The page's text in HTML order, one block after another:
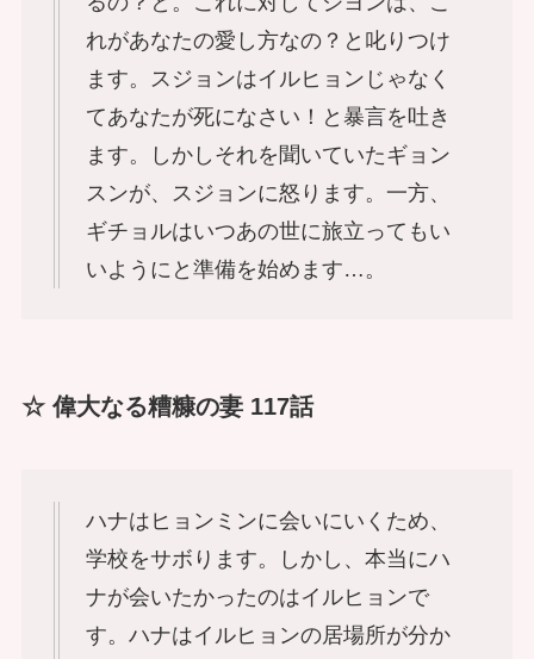
れがあなたの愛し方なの？と叱りつけ
ます。スジョンはイルヒョンじゃなく
てあなたが死になさい！と暴言を吐き
ます。しかしそれを聞いていたギョン
スンが、スジョンに怒ります。一方、
ギチョルはいつあの世に旅立ってもい
いようにと準備を始めます…。
☆ 偉大なる糟糠の妻 117話
ハナはヒョンミンに会いにいくため、
学校をサボります。しかし、本当にハ
ナが会いたかったのはイルヒョンで
す。ハナはイルヒョンの居場所が分か